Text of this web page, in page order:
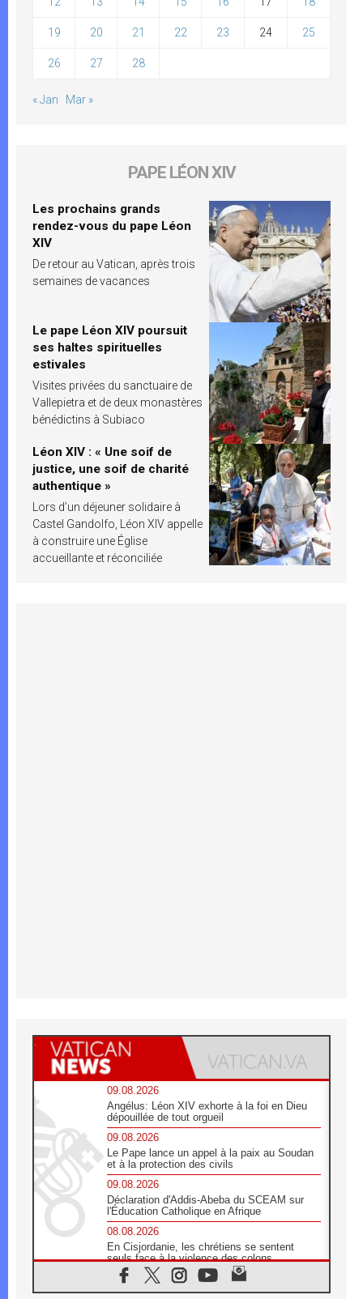
19 20 21 22 23 24 25
26 27 28
« Jan Mar »
PAPE LÉON XIV
Les prochains grands
rendez-vous du pape Léon
XIV
De retour au Vatican, après trois
semaines de vacances
Le pape Léon XIV poursuit
ses haltes spirituelles
estivales
Visites privées du sanctuaire de
Vallepietra et de deux monastères
bénédictins à Subiaco
Léon XIV : « Une soif de
justice, une soif de charité
authentique »
Lors d’un déjeuner solidaire à
Castel Gandolfo, Léon XIV appelle
à construire une Église
accueillante et réconciliée
09.08.2026
Angélus: Léon XIV exhorte à la foi en Dieu
dépouillée de tout orgueil
09.08.2026
Le Pape lance un appel à la paix au Soudan
et à la protection des civils
09.08.2026
Déclaration d'Addis-Abeba du SCEAM sur
l'Éducation Catholique en Afrique
08.08.2026
En Cisjordanie, les chrétiens se sentent
seuls face à la violence des colons
08.08.2026
Léon XIV au sanctuaire de Notre Dame du